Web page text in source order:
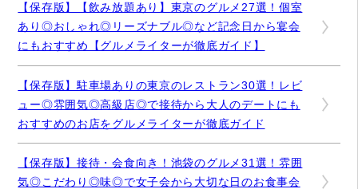
【保存版】【飲み放題あり】東京のグルメ27選！個室
あり◎おしゃれ◎リーズナブル◎など記念日から宴会
にもおすすめ【グルメライターが徹底ガイド】
【保存版】駐車場ありの東京のレストラン30選！レビ
ュー◎雰囲気◎高級店◎で接待から大人のデートにも
おすすめのお店をグルメライターが徹底ガイド
【保存版】接待・会食向き！池袋のグルメ31選！雰囲
気◎こだわり◎味◎で女子会から大切な日のお食事会